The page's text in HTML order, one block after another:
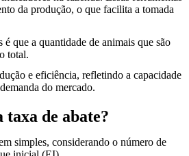
da produção, o que facilita a tomada
é que a quantidade de animais que são
total.
e eficiência, refletindo a capacidade
do mercado.
de abate?
simples, considerando o número de